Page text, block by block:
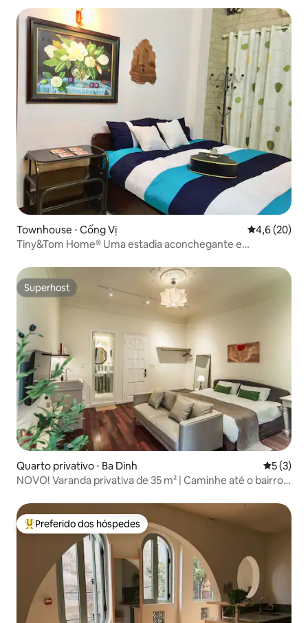
Townhouse ⋅ Cống Vị 4,6 de uma
4,6 (20)
Tiny&Tom Home® Uma estadia aconchegante e
Superhost
Superhost
Quarto privativo ⋅ Ba Dinh 5 de
5 (3)
NOVO! Varanda privativa de 35 m² | Caminhe até o bairro
Entre os melhores preferidos dos hóspedes
Preferido dos hóspedes